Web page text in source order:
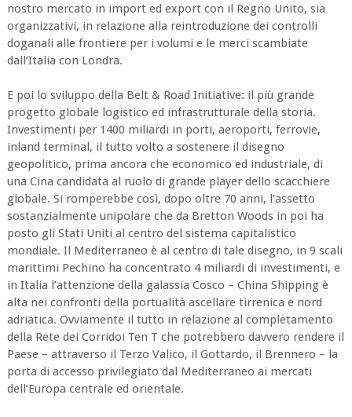
nostro mercato in import ed export con il Regno Unito, sia
organizzativi, in relazione alla reintroduzione dei controlli
doganali alle frontiere per i volumi e le merci scambiate
dall’Italia con Londra.
E poi lo sviluppo della Belt & Road Initiative: il più grande
progetto globale logistico ed infrastrutturale della storia.
Investimenti per 1400 miliardi in porti, aeroporti, ferrovie,
inland terminal, il tutto volto a sostenere il disegno
geopolitico, prima ancora che economico ed industriale, di
una Cina candidata al ruolo di grande player dello scacchiere
globale. Si romperebbe così, dopo oltre 70 anni, l’assetto
sostanzialmente unipolare che da Bretton Woods in poi ha
posto gli Stati Uniti al centro del sistema capitalistico
mondiale. Il Mediterraneo è al centro di tale disegno, in 9 scali
marittimi Pechino ha concentrato 4 miliardi di investimenti, e
in Italia l’attenzione della galassia Cosco – China Shipping è
alta nei confronti della portualità ascellare tirrenica e nord
adriatica. Ovviamente il tutto in relazione al completamento
della Rete dei Corridoi Ten T che potrebbero davvero rendere il
Paese – attraverso il Terzo Valico, il Gottardo, il Brennero – la
porta di accesso privilegiato dal Mediterraneo ai mercati
dell’Europa centrale ed orientale.